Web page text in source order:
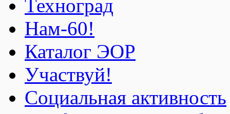
Техноград
Нам-60!
Каталог ЭОР
Участвуй!
Социальная активность